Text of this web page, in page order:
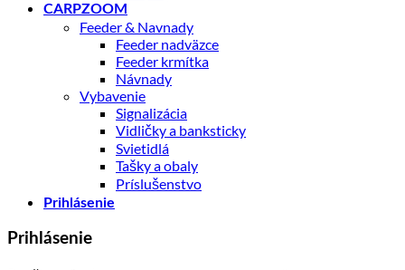
CARPZOOM
Feeder & Navnady
Feeder nadväzce
Feeder krmítka
Návnady
Vybavenie
Signalizácia
Vidličky a banksticky
Svietidlá
Tašky a obaly
Príslušenstvo
Prihlásenie
Prihlásenie